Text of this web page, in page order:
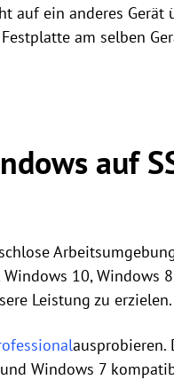
auf ein anderes Gerät
am selben
auf
10, Windows
Leistung zu erzielen.
ausprobieren.
Windows 7